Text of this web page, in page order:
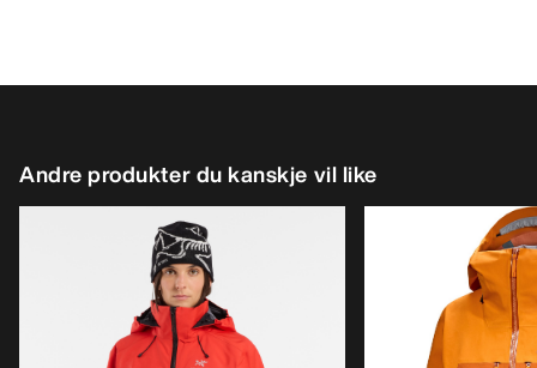
Andre produkter du kanskje vil like